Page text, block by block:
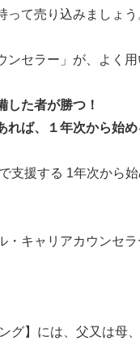
て売り込みましょう
セラー」が、よく用
た者が勝つ！
ば、１年次から始め
支援する 1年次から
キャリアカウンセ
グ】には、父又は母